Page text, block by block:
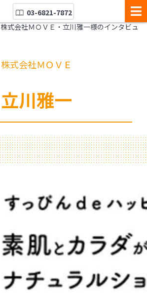
03-6821-7872
株式会社ＭＯＶＥ・立川雅一様のインタビュ
株式会社ＭＯＶＥ
立川雅一